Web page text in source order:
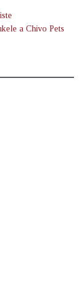
a Chivo Pets